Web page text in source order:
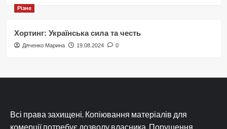
Різне
Хортинг: Українська сила та честь
Дяченко Марина 19.08.2024 0
Всі права захищені. Копіювання матеріалів для
комерції потребує дозволу власника. Порушення